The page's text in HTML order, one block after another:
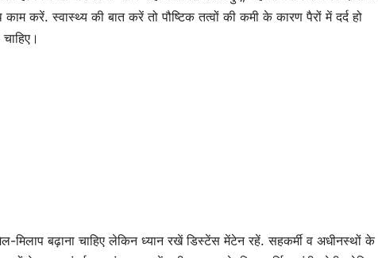
काम करें. स्वास्थ्य की बात करें तो पौष्टिक तत्वों की कमी के कारण पैरों में दर्द हो
बढ़ाना चाहिए लेकिन ध्यान रखें डिस्टेंस मेंटेन रहें. सहकर्मी व अधीनस्थों के